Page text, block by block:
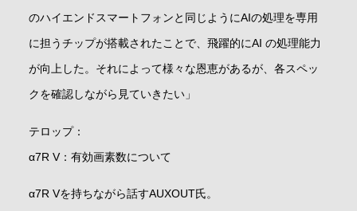
のハイエンドスマートフォンと同じようにAIの処理を専用
に担うチップが搭載されたことで、飛躍的にAI の処理能力
が向上した。それによって様々な恩恵があるが、各スペッ
クを確認しながら見ていきたい」
テロップ：
α7R V：有効画素数について
α7R Vを持ちながら話すAUXOUT氏。